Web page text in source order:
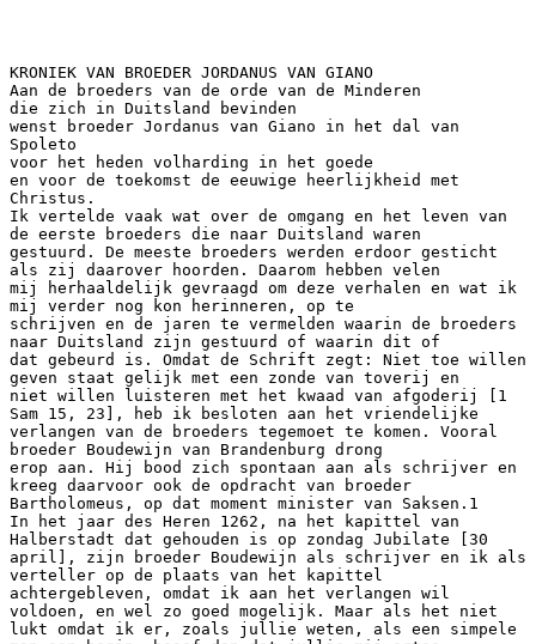
KRONIEK VAN BROEDER JORDANUS VAN GIANO Aan de broeders van de orde van de Minderen die zich in Duitsland bevinden wenst broeder Jordanus van Giano in het dal van Spoleto voor het heden volharding in het goede en voor de toekomst de eeuwige heerlijkheid met Christus. Ik vertelde vaak wat over de omgang en het leven van de eerste broeders die naar Duitsland waren gestuurd. De meeste broeders werden erdoor gesticht als zij daarover hoorden. Daarom hebben velen mij herhaaldelijk gevraagd om deze verhalen en wat ik mij verder nog kon herinneren, op te schrijven en de jaren te vermelden waarin de broeders naar Duitsland zijn gestuurd of waarin dit of dat gebeurd is. Omdat de Schrift zegt: Niet toe willen geven staat gelijk met een zonde van toverij en niet willen luisteren met het kwaad van afgoderij [1 Sam 15, 23], heb ik besloten aan het vriendelijke verlangen van de broeders tegemoet te komen. Vooral broeder Boudewijn van Brandenburg drong erop aan. Hij bood zich spontaan aan als schrijver en kreeg daarvoor ook de opdracht van broeder Bartholomeus, op dat moment minister van Saksen.1 In het jaar des Heren 1262, na het kapittel van Halberstadt dat gehouden is op zondag Jubilate [30 april], zijn broeder Boudewijn als schrijver en ik als verteller op de plaats van het kapittel achtergebleven, omdat ik aan het verlangen wil voldoen, en wel zo goed mogelijk. Maar als het niet lukt omdat ik er, zoals jullie weten, als een simpele man aan begin, besef dan dat jullie mij ertoe gedwongen hebben. Wanneer ik me ergens door vergeetachtigheid in een jaartal vergis, bied ik de lezer mijn verontschuldiging aan. Ik ben immers al een aftakelende grijsaard. Ik dring er bij hem op aan mij liefdevol te verbeteren en te corrigeren, waar hij vindt dat ik me vergis. Zo kunnen wij ons er ook in vinden wanneer iemand de schrijfstijl en de wat onbehouwen zegswijze wil versieren met meer gepolijste woorden. Stof leveren aan voortreffelijke en verfijnde woordkunstenaars is immers al heel wat. Wanneer ik mijn eigen onbeduidendheid zie en die van de anderen die met mij naar Duitsland zijn gezonden, en van onze orde, die nu zowel eer als aanzien geniet, ben ik beduusd en prijs in mijn hart Gods goedheid. En ik voel mij genoopt dit woord van de apostel [Paulus] tot jullie te richten: Zie je roeping, broeders. Naar menselijke maatstaf waren er niet velen geleerd die onze orde in hun wijsheid hebben uitgedacht, niet velen machtig die bepaald hebben dat onze orde met alle geweld in stand gehouden moest worden, niet velen van hoge afkomst om wier gunst men de levenswijze aanvaardde. Maar wat voor de wereld dwaas is, heeft God uitverkoren om de wijzen te beschamen. En wat voor de wereld zwak is, heeft God uitverkoren om wat sterk is te beschamen. Wat voor de wereld van geringe afkomst is en verachtenswaardig heeft God uitverkoren en wat niets is om teniet te doen wat iets is, opdat tegenover God geen mens zou roemen op zichzelf [1 Kor 1, 26-29]. Dus niet om op de mens te roemen, maar op God die in zijn wijsheid deze orde heeft bedacht en door zijn dienaar Franciscus aan de wereld tot voorbeeld heeft gesteld, zal in het volgende duidelijker aan het licht komen wanneer, hoe en door wie de orde tot ons is gekomen. 1. In het jaar onzes Heren 1207 kwam Franciscus, koopman van beroep, tot inkeer. Hij begon op ingeving van de Heilige Geest in een kluizenaarshabijt als boetvaardige te leven.2 Omdat er over het 1 Terwijl Jordanus dicteerde, was Boudewijn dus zijn schrijver. Deze taakverdeling tussen dictator (waarvan ons woord dichter is afgeleid) en schrijver was gebruikelijk; zij is te vergelijken met het gebruik dat tegenwoordig van ghost-writers wordt gemaakt. De schrijver mocht als hij dat kon en nodig vond, de tekst mooier maken, zoals Jordanus in de volgende alinea vraagt. Het citaat uit 1 Sam werd vaker gebruikt in inleidingen om aan te geven dat de auteur in opdracht van zijn oversten dicteerde; zie DuCange, Glossarium mediae et infimae latinitatis, reprint Graz 1954 s.v. ariolare. 2 Net als 1 Cel 21-22 onderscheidt Jordanus hier een eerste periode, waarin Franciscus kluizenaar was, van een verloop van zijn bekering in de Levensbeschrijving voldoende is gezegd, slaan wij dit hier over.3 2. In het jaar 1209, het derde jaar van zijn bekering, hoorde hij in het evangelie wat Christus tot zijn leerlingen zei, toen Hij ze uitzond om te preken [Lk 10, 1vv]. Meteen legde hij staf en reiszak af, trok zijn schoeisel uit, veranderde van habijt en trok dat aan wat de broeders nu dragen. Hij werd een navolger van de evangelische armoede en een ijverig verkondiger van het evangelie. 3. In het jaar 1219 echter, het tiende jaar van zijn bekering4 zond Franciscus vanuit het kapittel bij de Heilige Maria in Portiuncula broeders naar Frankrijk, Duitsland, Hongarije, Spanje en naar streken in Itali&euml; waar de broeders nog niet naartoe gegaan waren. 4. Aan de broeders die in Frankrijk kwamen werd gevraagd of zij Albigenzen5 waren. Zij antwoordden ‘ja’, omdat zij niet begrepen wat Albigenzen waren en niet wisten dat het ketters waren. Zo kregen zij de naam ketters te zijn. Maar toen de bisschop en de magisters [van Parijs] hun regel nauwkeurig doorlazen en zagen dat die evangelisch en katholiek was, raadpleegden zij paus Honorius hierover. Deze verklaarde in zijn brief dat hun regel door de [Apostolische] Stoel bevestigd en dus rechtsgeldig was en dat de broeders bijzondere zonen van de kerk van Rome en echt katholiek waren.6 En zo bevrijdde hij hen van de verdenking van ketterij. 5. Naar Duitsland werd broeder Johannes van Penna gezonden met ongeveer zestig of meer broeders. Toen zij het Duitse gebied waren binnengekomen, werd hun – ofschoon zij de taal niet verstonden – gevraagd of ze onderdak, eten of iets dergelijks wilden hebben. Zij antwoordden ‘ja’ en werden zo door sommige mensen welwillend ontvangen. Toen zij zagen dat ze menselijk behandeld werden als zij ‘ja’ zeiden, besloten ze op alles wat hun gevraagd werd ‘ja’ te antwoorden. Zo gebeurde het dat hun gevraagd werd of zij ketters waren en of ze gekomen waren om Duitsland te besmetten zoals ze ook Lombardije verziekt hadden. Toen zij ‘ja’ hadden geantwoord, kregen sommigen van hen een pak slaag, werden anderen in de kerker gezet en weer anderen van hun kleren beroofd en naakt meegevoerd om te dansen als schouwspel voor de mensen. Toen de broeders zagen dat ze in Duitsland niet vruchtbaar konden werken, keerden ze naar Itali&euml; terug. Door dit voorval kreeg Duitsland bij de broeders de naam zo wreed te zijn dat ze er niet durfden terugkeren, tenzij uit verlangen naar het martelaarschap. 6. De broeders die naar Hongarije werden gezonden, werden door een Hongaarse bisschop over zee naar Hongarije meegenomen. Nadat zij uiteengegaan waren en de broeders de velden introkken, vielen herders met honden hen aan en stootten zonder een woord te zeggen met de punt van hun herdersstaf onophoudelijk op hen in. En toen de broeders elkaar vroegen waarom ze zo toegetakeld werden, zei een van hen: ‘Misschien willen ze onze bovenkleren hebben.’ Nadat zij hun die gegeven tweede, waarin hij ‘navolger van de evangelische armoede’ werd. Als kluizenaar ‘had Franciscus een riem en liep hij op schoenen met een staf in zijn hand’ (1 Cel 21). In boetvaardigheid leven betekende onder meer eenvoudiger kleding dragen; afzien van publieke functies, het dragen van wapens, commerci&euml;le activiteiten en feesten; leven in celibaat. Penitenten of boetvaardigen vielen gewoonlijk onder de rechtsmacht van de bisschop. 3 Jordanus kende zowel de eerste en tweede levensbeschrijving van Thomas van Celano als het Rijmofficie en de levensbeschrijving van Julianus van Spiers (vgl. Jor 53). Voor Franciscus’ bekering vgl. 1 Cel 1-20; 2 Cel 114 en Julianus 1-14 in AF X, 336-342. 4 1219 het tiende jaar van Franciscus’ bekering noemen, is in tegenspraak met Jor 2, waar 1209 het derde jaar van diens bekering heet. In Jor 10 noemt Jordanus 1219 het dertiende jaar van Franciscus’ bekering. Omdat het op grond van andere bronnen waarschijnlijk is dat de broeders in 1217 naar Frankrijk trokken, moeten wij aannemen dat Jordanus zich hier in het jaartal, niet in het bekeringsjaar vergist. Zie over de chronologie verder de inleiding. 5 Albigenzen staan ook wel bekend als Katharen, een ketterse beweging die vooral in Zuid-Frankrijk voorkwam en in een kruistocht zeer hevig door de Franse koning en de paus bestreden werd. Zij stonden een dualistische levensleer voor. 6 Zie de bulle Pro dilectis filiis uit mei 1220, in vertaling in MinM 37. 2 hadden, hielden ze niet op met slaan. En hij voegde eraan toe: ‘Misschien willen ze ook onze onderkleren.’ Maar na hun ook die gegeven te hebben, hielden ze nog niet op hen te stoten. Toen zei hij: ‘Misschien willen ze ook nog onze broeken hebben.’ En toen ze hun die ook gegeven hadden, zagen de herders er verder van af hen te slaan en lieten hen naakt weggaan. Een van die broeders heeft mij verteld dat hij op die manier tot vijftien keer toe zijn broek is kwijtgeraakt. En omdat hij uit schaamte en verlegenheid meer inzat over zijn broek dan over zijn andere kleren, besmeurde hij zijn eigen broek met koeiemest en andere vuiligheid. Toen lieten de herders die er ook onpasselijk van werden, hem zijn broek houden. Aangeslagen door deze en verschillende andere smadelijke behandelingen, zijn zij naar Itali&euml; teruggekeerd. 7. Van de broeders die naar Spanje trokken, hebben er vijf de martelaarskroon verworven. Maar of die broeders vanuit hetzelfde kapittel of – zoals broeder Elias en zijn gezellen – vanuit het voorafgaande kapittel Overzee gezonden zijn, weten wij niet precies meer.7 8. Toen de levensbeschrijving en de legende van genoemde broeders martelaren aan de zalige Franciscus werden overgebracht,8 hoorde hij dat hijzelf daarin eervol vermeld werd en zag hij dat de broeders trots waren op het lijden van die broeders. Maar hij die zichzelf het meest verachtte en eer en roem verwierp, wees de legende af en verbood haar te